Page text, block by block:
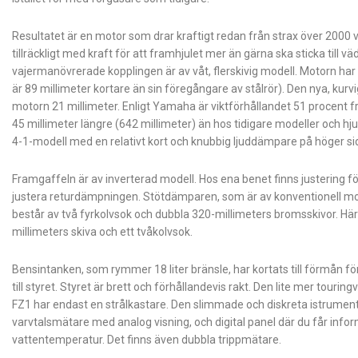
Resultatet är en motor som drar kraftigt redan från strax över 2000
tillräckligt med kraft för att framhjulet mer än gärna ska sticka till
vajermanövrerade kopplingen är av våt, flerskivig modell. Motorn
är 89 millimeter kortare än sin föregångare av stålrör). Den nya,
motorn 21 millimeter. Enligt Yamaha är viktförhållandet 51 procent
45 millimeter längre (642 millimeter) än hos tidigare modeller och
4-1-modell med en relativt kort och knubbig ljuddämpare på höger
Framgaffeln är av inverterad modell. Hos ena benet finns justering
justera returdämpningen. Stötdämparen, som är av konventionell
består av två fyrkolvsok och dubbla 320-millimeters bromsskivor.
millimeters skiva och ett tvåkolvsok.
Bensintanken, som rymmer 18 liter bränsle, har kortats till förmån
till styret. Styret är brett och förhållandevis rakt. Den lite mer
FZ1 har endast en strålkastare. Den slimmade och diskreta
varvtalsmätare med analog visning, och digital panel där du får
vattentemperatur. Det finns även dubbla trippmätare.